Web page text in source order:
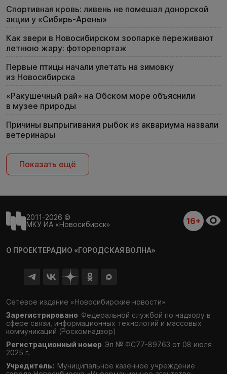
Спортивная кровь: ливень не помешал донорской
акции у «Сибирь-Арены»
Как звери в Новосибирском зоопарке переживают
летнюю жару: фоторепортаж
Первые птицы начали улетать на зимовку
из Новосибирска
«Ракушечный рай» на Обском море объяснили
в музее природы
Причины выпрыгивания рыбок из аквариума назвали
ветеринары
Показать ещё
2011-2026 ©
МКУ ИА «Новосибирск»
16+
О ПРОЕКТЕРАДИО «ГОРОДСКАЯ ВОЛНА»
Сетевое издание «Новосибирские новости»
Зарегистрировано Федеральной службой по надзору в
сфере связи, информационных технологий и массовых
коммуникаций (Роскомнадзор)
Регистрационный номер Эл № ФС77-89763 от 08 июля
2025 г.
Учредитель: Муниципальное казённое учреждение